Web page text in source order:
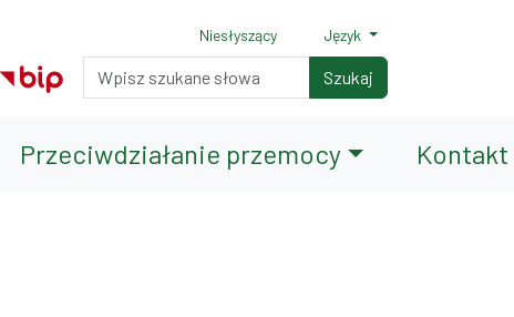
Normalny rozmiar czcionki
Rozmiar czcionki 150%
Rozmiar czcionki 200%
Niesłyszący Język
Wyszukiwarka Szukaj
Przeciwdziałanie przemocy Kontakt